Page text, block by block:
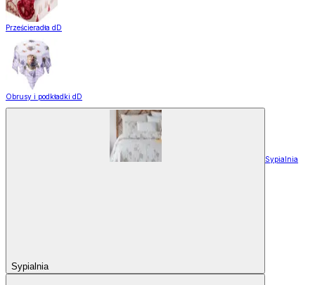
Prześcieradła dD
Obrusy i podkładki dD
Sypialnia
Sypialnia